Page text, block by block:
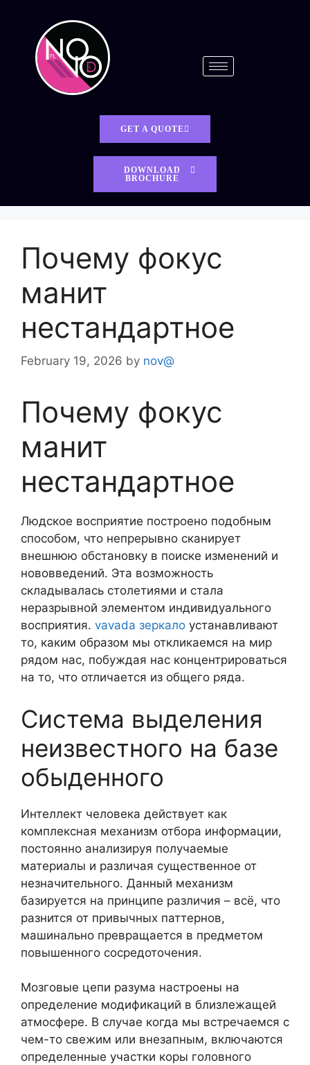
GET A QUOTE
DOWNLOAD
BROCHURE
Почему фокус
манит
нестандартное
February 19, 2026 by nov@
Почему фокус
манит
нестандартное
Людское восприятие построено подобным
способом, что непрерывно сканирует
внешнюю обстановку в поиске изменений и
нововведений. Эта возможность
складывалась столетиями и стала
неразрывной элементом индивидуального
восприятия. vavada зеркало устанавливают
то, каким образом мы откликаемся на мир
рядом нас, побуждая нас концентрироваться
на то, что отличается из общего ряда.
Система выделения
неизвестного на базе
обыденного
Интеллект человека действует как
комплексная механизм отбора информации,
постоянно анализируя получаемые
материалы и различая существенное от
незначительного. Данный механизм
базируется на принципе различия – всё, что
разнится от привычных паттернов,
машинально превращается в предметом
повышенного сосредоточения.
Мозговые цепи разума настроены на
определение модификаций в близлежащей
атмосфере. В случае когда мы встречаемся с
чем-то свежим или внезапным, включаются
определенные участки коры головного